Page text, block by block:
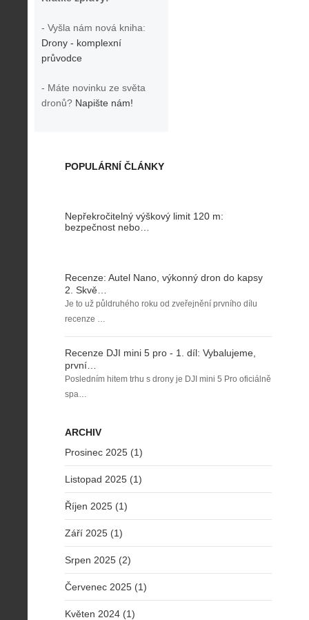
- Vyšla nám nová kniha:
Drony - komplexní
průvodce
- Máte novinku ze světa
dronů? Napište nám!
POPULÁRNÍ ČLÁNKY
Nepřekročitelný výškový limit 120 m:
bezpečnost nebo…
Recenze: Autel Nano, výkonný dron do kapsy
2. Skvě…
Je to už půldruhého roku od zveřejnění prvního dílu
recenze …
Recenze DJI mini 5 pro - 1. díl: Vybalujeme,
první…
Posledním hitem trhu s drony je DJI mini 5 Pro oficiálně
spa…
ARCHIV
Prosinec 2025 (1)
Listopad 2025 (1)
Říjen 2025 (1)
Září 2025 (1)
Srpen 2025 (2)
Červenec 2025 (1)
Květen 2024 (1)